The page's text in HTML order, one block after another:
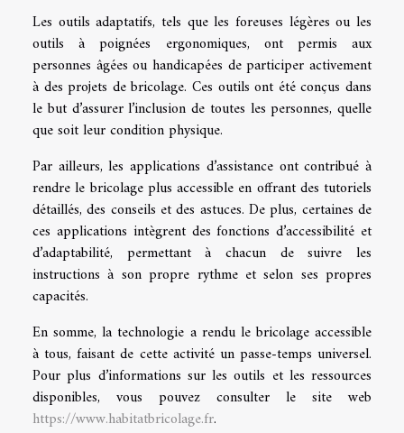
Les outils adaptatifs, tels que les foreuses légères ou les
outils à poignées ergonomiques, ont permis aux
personnes âgées ou handicapées de participer activement
à des projets de bricolage. Ces outils ont été conçus dans
le but d’assurer l’inclusion de toutes les personnes, quelle
que soit leur condition physique.
Par ailleurs, les applications d’assistance ont contribué à
rendre le bricolage plus accessible en offrant des tutoriels
détaillés, des conseils et des astuces. De plus, certaines de
ces applications intègrent des fonctions d’accessibilité et
d’adaptabilité, permettant à chacun de suivre les
instructions à son propre rythme et selon ses propres
capacités.
En somme, la technologie a rendu le bricolage accessible
à tous, faisant de cette activité un passe-temps universel.
Pour plus d’informations sur les outils et les ressources
disponibles, vous pouvez consulter le site web
https://www.habitatbricolage.fr.